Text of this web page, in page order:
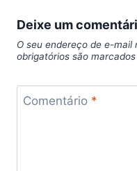
Deixe um
O seu endereço de e-mail
obrigatórios são
Comentário *